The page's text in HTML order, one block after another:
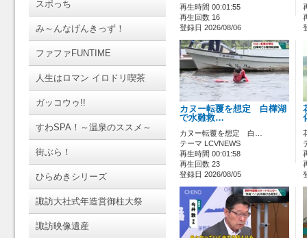
スポっち
み～んなげんきっず！
ファファFUNTIME
人生はロマン イロドリ喫茶
ガッコウゥ!!
すわSPA！～温泉のススメ～
街ぶら！
ひらめきシリーズ
諏訪大社式年造営御柱大祭
諏訪映像遺産
再生時間 00:01:55
再生回数 16
登録日 2026/08/06
カヌー転覆を想定 白樺湖
で水難救…
カヌー転覆を想定 白…
テーマ LCVNEWS
再生時間 00:01:58
再生回数 23
登録日 2026/08/05